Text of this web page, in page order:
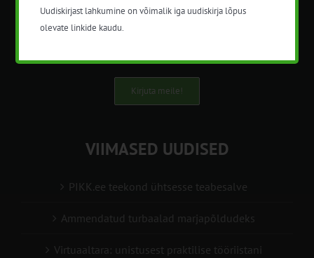
+372 5201078
Kirjuta meile!
VIIMASED UUDISED
PIKK.ee teekond ühtsesse teabesalve
Ammendatud turbaalad marjapõldudeks
Virtuaaltara: unistusest praktilise tööriistani
Uudiskirjast lahkumine on võimalik iga uudiskirja lõpus
olevate linkide kaudu.